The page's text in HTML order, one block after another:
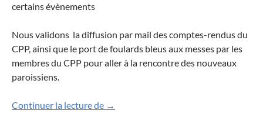
certains évènements
Nous validons la diffusion par mail des comptes-rendus du
CPP, ainsi que le port de foulards bleus aux messes par les
membres du CPP pour aller à la rencontre des nouveaux
paroissiens.
Continuer la lecture de Compte-rendu du Conseil Pastoral du
→